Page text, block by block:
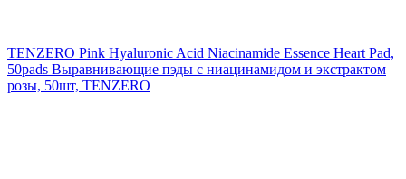
TENZERO Pink Hyaluronic Acid Niacinamide Essence Heart Pad,
50pads Выравнивающие пэды с ниацинамидом и экстрактом
розы, 50шт, TENZERO